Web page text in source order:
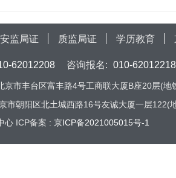
安监局证 质监局证 学历教育
62012208 咨询报名: 010-62012218
京市丰台区富丰路4号工商联大厦B座20层(
市朝阳区北土城西路16号友诚大厦一层122(
心 ICP备案 : 京ICP备2021005015号-1